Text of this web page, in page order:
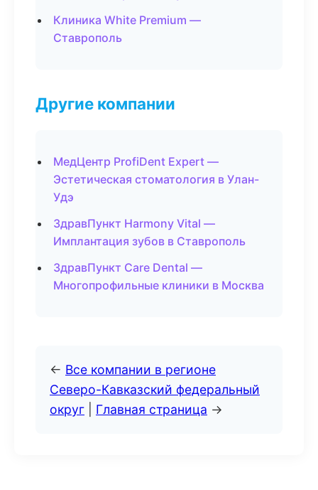
Клиника White Premium —
Ставрополь
Другие компании
МедЦентр ProfiDent Expert —
Эстетическая стоматология в Улан-
Удэ
ЗдравПункт Harmony Vital —
Имплантация зубов в Ставрополь
ЗдравПункт Care Dental —
Многопрофильные клиники в Москва
← Все компании в регионе
Северо-Кавказский федеральный
округ
Главная страница →